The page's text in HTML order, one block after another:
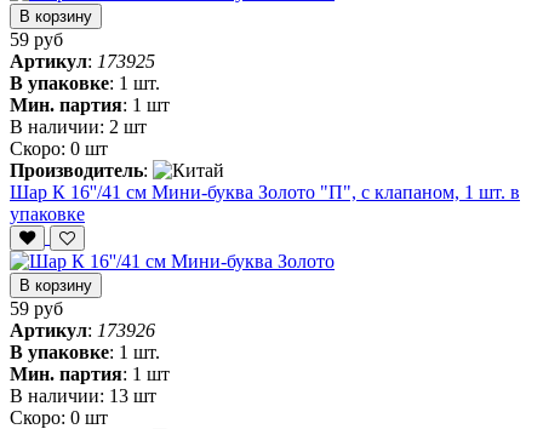
В корзину
59 руб
Артикул: 173925
В упаковке: 1 шт.
Мин. партия: 1 шт
В наличии: 2 шт
Скоро: 0 шт
Производитель:
Шар К 16''/41 см Мини-буква Золото "П", с клапаном, 1 шт. в
упаковке
В корзину
59 руб
Артикул: 173926
В упаковке: 1 шт.
Мин. партия: 1 шт
В наличии: 13 шт
Скоро: 0 шт